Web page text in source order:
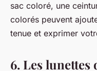
sac coloré, une
colorés peuvent
tenue et exprimer
6. Les lunettes